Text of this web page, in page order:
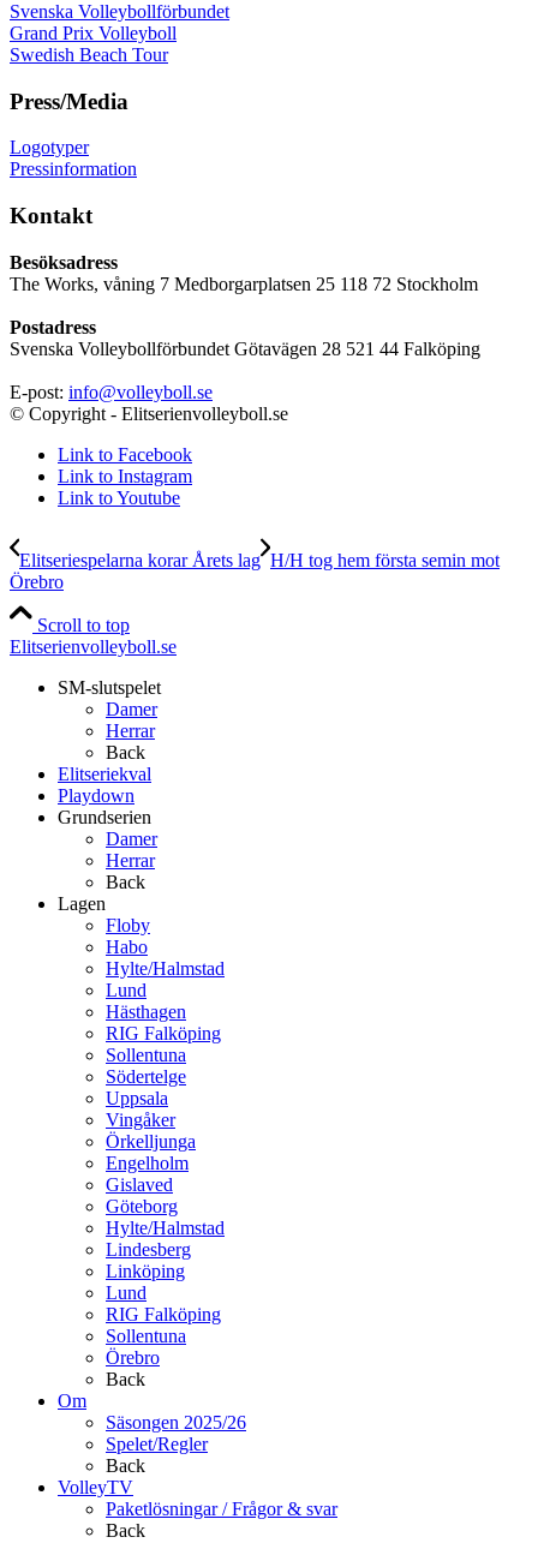
Svenska Volleybollförbundet
Grand Prix Volleyboll
Swedish Beach Tour
Press/Media
Logotyper
Pressinformation
Kontakt
Besöksadress
The Works, våning 7 Medborgarplatsen 25 118 72 Stockholm
Postadress
Svenska Volleybollförbundet Götavägen 28 521 44 Falköping
E-post: info@volleyboll.se
© Copyright - Elitserienvolleyboll.se
Link to Facebook
Link to Instagram
Link to Youtube
Elitseriespelarna korar Årets lag H/H tog hem första semin mot
Örebro
Scroll to top
Elitserienvolleyboll.se
SM-slutspelet
Damer
Herrar
Back
Elitseriekval
Playdown
Grundserien
Damer
Herrar
Back
Lagen
Floby
Habo
Hylte/Halmstad
Lund
Hästhagen
RIG Falköping
Sollentuna
Södertelge
Uppsala
Vingåker
Örkelljunga
Engelholm
Gislaved
Göteborg
Hylte/Halmstad
Lindesberg
Linköping
Lund
RIG Falköping
Sollentuna
Örebro
Back
Om
Säsongen 2025/26
Spelet/Regler
Back
VolleyTV
Paketlösningar / Frågor & svar
Back